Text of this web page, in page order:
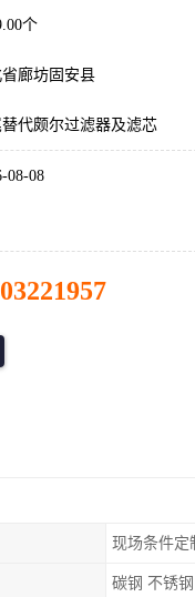
个
廊坊固安县
代颇尔过滤器及滤芯
08-08
现场条件定
碳钢 不锈钢